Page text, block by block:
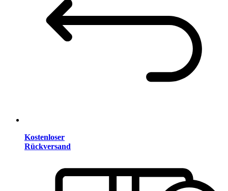
Kostenloser
Rückversand